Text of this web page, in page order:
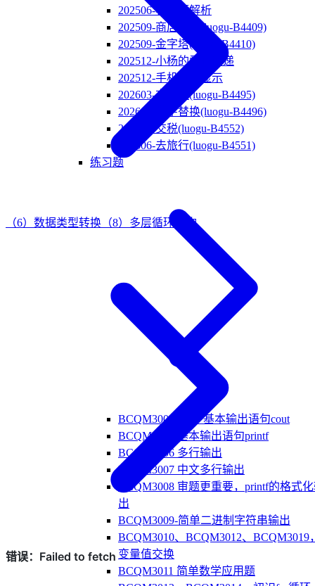
202506-客观题解析
202509-商店折扣(luogu-B4409)
202509-金字塔(luogu-B4410)
202512-小杨的爱心快递
202512-手机电量显示
202603-交朋友(luogu-B4495)
202603-数字替换(luogu-B4496)
202606-交税(luogu-B4552)
202606-去旅行(luogu-B4551)
练习题
BCQM3001-3004 基本输出语句cout
BCQM3005 基本输出语句printf
BCQM3006 多行输出
BCQM3007 中文多行输出
BCQM3008 审题更重要，printf的格式
出
BCQM3009-简单二进制字符串输出
BCQM3010、BCQM3012、BCQM3019
变量值交换
BCQM3011 简单数学应用题
（6）数据类型转换 （8）多层循环结构